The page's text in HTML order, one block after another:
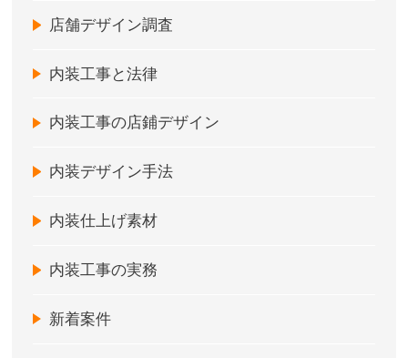
店舗デザイン調査
内装工事と法律
内装工事の店鋪デザイン
内装デザイン手法
内装仕上げ素材
内装工事の実務
新着案件